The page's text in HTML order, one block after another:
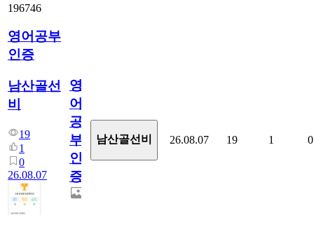
196746
영어공부
인증
남산골선
비
19
1
0
26.08.07
영
어
공
부
인
증
남산골선비 26.08.07 19 1 0